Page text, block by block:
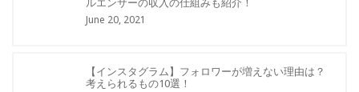
June 20, 2021
【インスタグラム】フォロワーが増えない理由は？
考えられるもの10選！